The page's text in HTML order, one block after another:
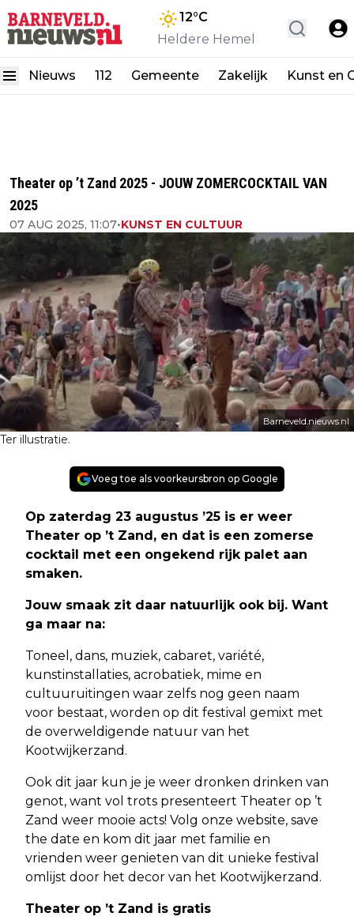
12°C
Heldere Hemel
Nieuws 112 Gemeente Zakelijk Kunst en
Theater op ’t Zand 2025 - JOUW ZOMERCOCKTAIL VAN
2025
07 AUG 2025, 11:07•KUNST EN CULTUUR
Barneveld.nieuws.nl
Ter illustratie.
Voeg toe als voorkeursbron op Google
Op zaterdag 23 augustus ’25 is er weer
Theater op ’t Zand, en dat is een zomerse
cocktail met een ongekend rijk palet aan
smaken.
Jouw smaak zit daar natuurlijk ook bij. Want
ga maar na:
Toneel, dans, muziek, cabaret, variété,
kunstinstallaties, acrobatiek, mime en
cultuuruitingen waar zelfs nog geen naam
voor bestaat, worden op dit festival gemixt met
de overweldigende natuur van het
Kootwijkerzand.
Ook dit jaar kun je je weer dronken drinken van
genot, want vol trots presenteert Theater op ’t
Zand weer mooie acts! Volg onze website, save
the date en kom dit jaar met familie en
vrienden weer genieten van dit unieke festival
omlijst door het decor van het Kootwijkerzand.
Theater op ’t Zand is gratis